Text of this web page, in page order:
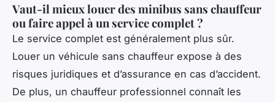
Vaut-il mieux louer des minibus sans chauffeur
ou faire appel à un service complet ?
Le service complet est généralement plus sûr.
Louer un véhicule sans chauffeur expose à des
risques juridiques et d’assurance en cas d’accident.
De plus, un chauffeur professionnel connaît les